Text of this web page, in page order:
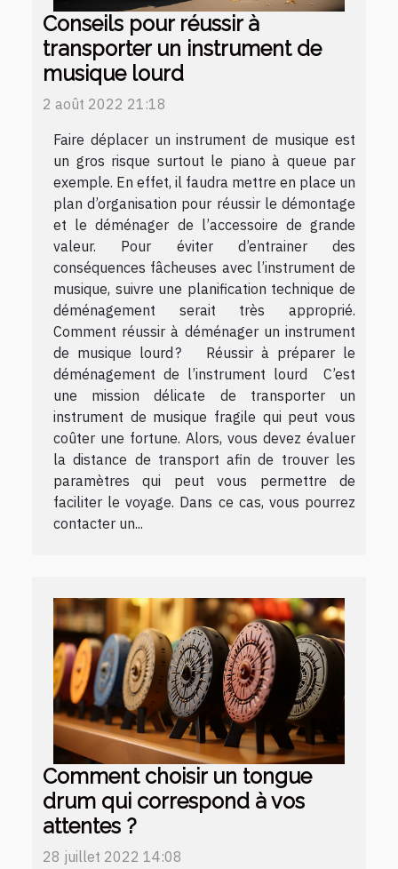
Conseils pour réussir à
transporter un instrument de
musique lourd
2 août 2022 21:18
Faire déplacer un instrument de musique est
un gros risque surtout le piano à queue par
exemple. En effet, il faudra mettre en place un
plan d’organisation pour réussir le démontage
et le déménager de l’accessoire de grande
valeur. Pour éviter d’entrainer des
conséquences fâcheuses avec l’instrument de
musique, suivre une planification technique de
déménagement serait très approprié.
Comment réussir à déménager un instrument
de musique lourd ? Réussir à préparer le
déménagement de l’instrument lourd C’est
une mission délicate de transporter un
instrument de musique fragile qui peut vous
coûter une fortune. Alors, vous devez évaluer
la distance de transport afin de trouver les
paramètres qui peut vous permettre de
faciliter le voyage. Dans ce cas, vous pourrez
contacter un...
Comment choisir un tongue
drum qui correspond à vos
attentes ?
28 juillet 2022 14:08